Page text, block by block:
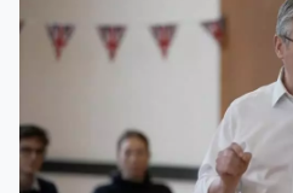
森特未來數周內將與副總理何
月訪華準備，美方未公布會面